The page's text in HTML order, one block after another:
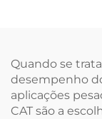
Quando se
desempenho
aplicações
CAT são a